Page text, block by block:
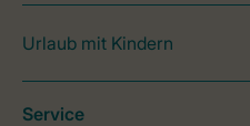
Urlaub mit Kindern
Service